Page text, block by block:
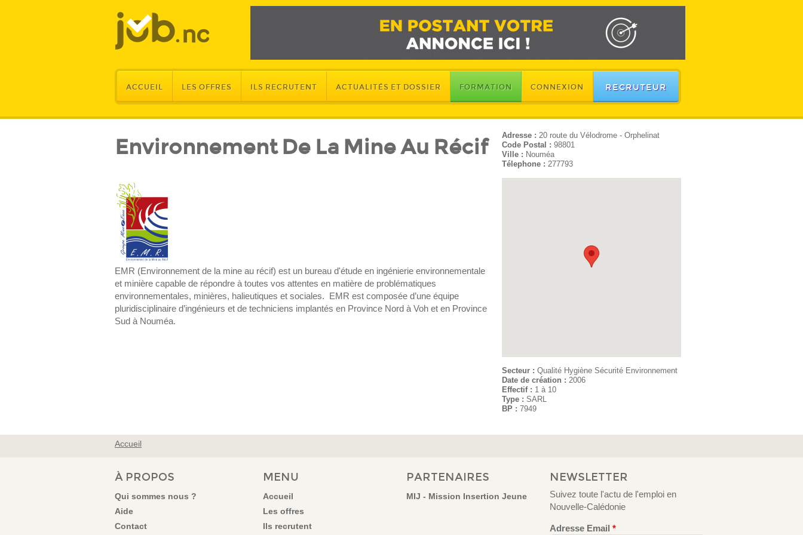
ACCUEIL LES OFFRES ILS RECRUTENT ACTUALITÉS ET DOSSIER FORMATION CONNEXION RECRUTEUR
Environnement De La Mine Au Récif
EMR (Environnement de la mine au récif) est un bureau d'étude en ingénierie environnementale
et minière capable de répondre à toutes vos attentes en matière de problématiques
environnementales, minières, halieutiques et sociales. EMR est composée d’une équipe
pluridisciplinaire d’ingénieurs et de techniciens implantés en Province Nord à Voh et en Province
Sud à Nouméa.
Adresse : 20 route du Vélodrome - Orphelinat
Code Postal : 98801
Ville : Nouméa
Télephone : 277793
Secteur : Qualité Hygiène Sécurité Environnement
Date de création : 2006
Effectif : 1 à 10
Type : SARL
BP : 7949
VOUS ÊTES ICI
Accueil
À PROPOS
Qui sommes nous ?
Aide
Contact
MENU
Accueil
Les offres
Ils recrutent
PARTENAIRES
MIJ - Mission Insertion Jeune
NEWSLETTER
Suivez toute l'actu de l'emploi en
Nouvelle-Calédonie
Adresse Email *